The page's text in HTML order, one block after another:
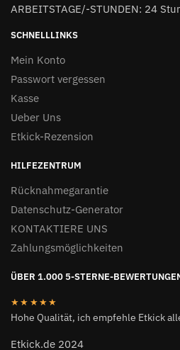
ARBEITSTAGE/-STUNDEN: 24
SCHNELLLINKS
Mein Konto
Passwort vergessen
Kasse
Ueber Uns
Etkick-Rezension
HILFEZENTRUM
Rücknahmegarantie
Datenschutz-Generator
KONTAKTIERE UNS
Zahlungsmöglichkeiten
ÜBER 1.000 5-STERNE-
★★★★★
Hohe Qualität, ich empfehle Etkick
Etkick.de 2024